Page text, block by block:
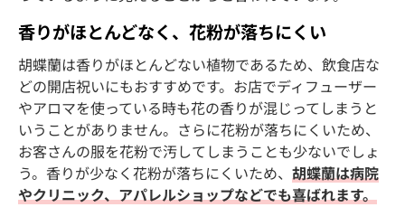
香りがほとんどなく、花粉が落ちにくい
胡蝶蘭は香りがほとんどない植物であるため、飲食店な
どの開店祝いにもおすすめです。お店でディフューザー
やアロマを使っている時も花の香りが混じってしまうと
いうことがありません。さらに花粉が落ちにくいため、
お客さんの服を花粉で汚してしまうことも少ないでしょ
う。香りが少なく花粉が落ちにくいため、 胡蝶蘭は病院
やクリニック、アパレルショップなどでも喜ばれます。